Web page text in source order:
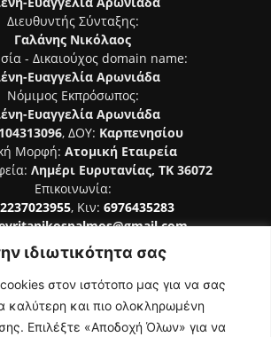
ιδιωτικότητα σας
στον ιστότοπο μας για να σας
καλύτερη και πιο ολοκληρωμένη
Επιλέξτε «Αποδοχή Όλων» για να
Διευθυντής Σύνταξης:
Γαλάνης Νικόλαος
- Δικαιούχος domain name:
Ευαγγελία Αρωνιάδα
Νόμιμος Εκπρόσωπος:
Ευαγγελία Αρωνιάδα
104313096, ΔΟΥ: Καρπενησίου
Μορφή: Ατομική Εταιρεία
Λημέρι Ευρυτανίας, ΤΚ 36072
Επικοινωνία:
2237023955, Κιν: 6976435283
Πιστοποίησης Μ.Η.Τ. 242044